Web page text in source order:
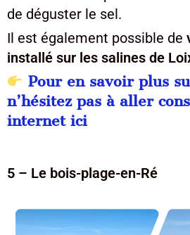
de déguster le sel.
Il est également possible de
installé sur les salines de
Pour en savoir plus
n’hésitez pas à aller
internet ici
5 – Le bois-plage-en-Ré